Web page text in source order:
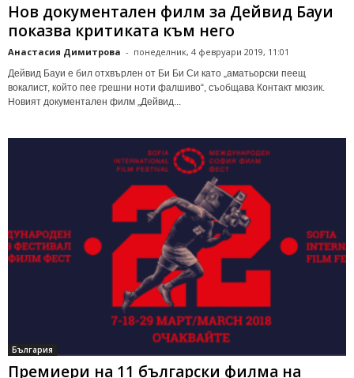
Нов документален филм за Дейвид Бауи
показва критиката към него
Анастасия Димитрова - понеделник, 4 февруари 2019, 11:01
Дейвид Бауи е бил отхвърлен от Би Би Си като „аматьорски пеещ
вокалист, който пее грешни ноти фалшиво“, съобщава Контакт мюзик.
Новият документален филм „Дейвид...
България
Премиери на 11 български филма на